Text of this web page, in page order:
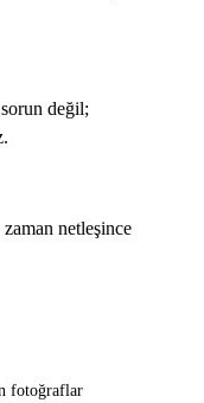
değil;
netleşince
fotoğraflar